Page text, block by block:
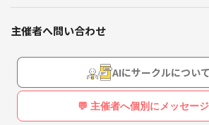
裏側のドリンク作りから、
プレー側の大切の両方を知っている
シュート教えるのは上手ですたぶん
Instagramも貼っておくのでどんな
さいね😇
——
初心者も経験者も、
地方から出てきた人も、
みんな大歓迎！
新しい友達を作りたい人、集まれー🔥✨
【サークルのテーマ】
目指すは関西一楽しい場所！
主催者へ問い合わせ
AIにサークルについ
💬 主催者へ個別にメッセー